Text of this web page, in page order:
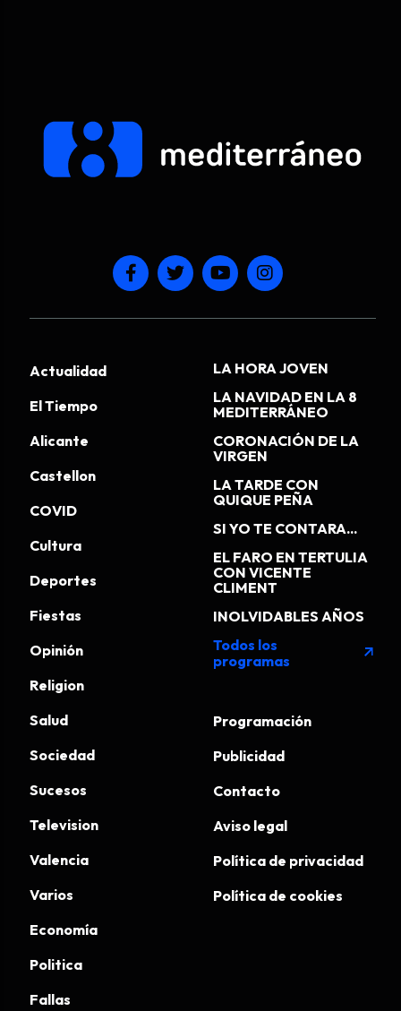
Actualidad
El Tiempo
Alicante
Castellon
COVID
Cultura
Deportes
Fiestas
Opinión
Religion
Salud
Sociedad
Sucesos
Television
Valencia
Varios
Economía
Politica
Fallas
LA HORA JOVEN
LA NAVIDAD EN LA 8
MEDITERRÁNEO
CORONACIÓN DE LA
VIRGEN
LA TARDE CON
QUIQUE PEÑA
SI YO TE CONTARA...
EL FARO EN TERTULIA
CON VICENTE
CLIMENT
INOLVIDABLES AÑOS
Todos los
programas
arrow_outward
Programación
Publicidad
Contacto
Aviso legal
Política de privacidad
Política de cookies